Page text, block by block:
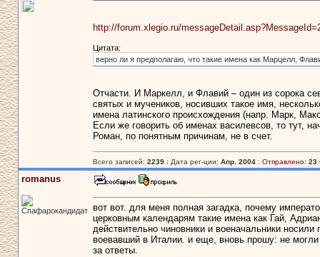
http://forum.xlegio.ru/
Цитата:
верно ли я предполагаю, что такие имена как Марцелл,
Отчасти. И Маркелл, и Флавий – один из сорока
святых и мучеников, носивших такое имя,
имена латинского происхождения (напр. Марк,
Если же говорить об именах василевсов, то тут,
Роман, по понятным причинам, не в счет.
Всего записей: 2239: Дата рег-ции: Апр. 2004: Отправлено: 23
romanus
Спафарокандидат
вот вот. для меня полная загадка, почему
церковным календарям такие имена как Гай,
действительно чиновники и военачальники
воевавший в Италии. и еще, вновь прошу: не
за ответы.